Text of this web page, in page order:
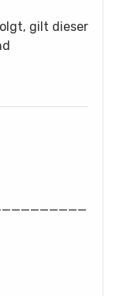
gilt dieser